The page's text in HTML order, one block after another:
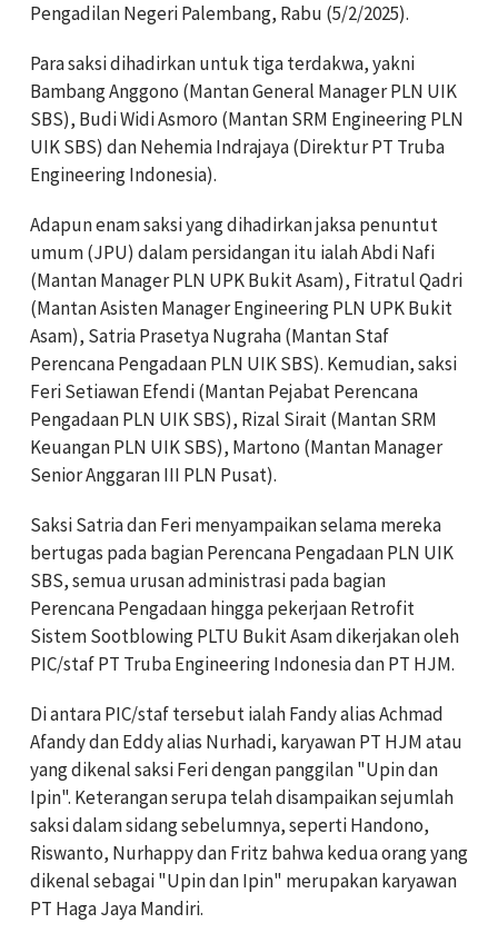
Pengadilan Negeri Palembang, Rabu (5/2/2025).
Para saksi dihadirkan untuk tiga terdakwa, yakni
Bambang Anggono (Mantan General Manager PLN UIK
SBS), Budi Widi Asmoro (Mantan SRM Engineering PLN
UIK SBS) dan Nehemia Indrajaya (Direktur PT Truba
Engineering Indonesia).
Adapun enam saksi yang dihadirkan jaksa penuntut
umum (JPU) dalam persidangan itu ialah Abdi Nafi
(Mantan Manager PLN UPK Bukit Asam), Fitratul Qadri
(Mantan Asisten Manager Engineering PLN UPK Bukit
Asam), Satria Prasetya Nugraha (Mantan Staf
Perencana Pengadaan PLN UIK SBS). Kemudian, saksi
Feri Setiawan Efendi (Mantan Pejabat Perencana
Pengadaan PLN UIK SBS), Rizal Sirait (Mantan SRM
Keuangan PLN UIK SBS), Martono (Mantan Manager
Senior Anggaran III PLN Pusat).
Saksi Satria dan Feri menyampaikan selama mereka
bertugas pada bagian Perencana Pengadaan PLN UIK
SBS, semua urusan administrasi pada bagian
Perencana Pengadaan hingga pekerjaan Retrofit
Sistem Sootblowing PLTU Bukit Asam dikerjakan oleh
PIC/staf PT Truba Engineering Indonesia dan PT HJM.
Di antara PIC/staf tersebut ialah Fandy alias Achmad
Afandy dan Eddy alias Nurhadi, karyawan PT HJM atau
yang dikenal saksi Feri dengan panggilan "Upin dan
Ipin". Keterangan serupa telah disampaikan sejumlah
saksi dalam sidang sebelumnya, seperti Handono,
Riswanto, Nurhappy dan Fritz bahwa kedua orang yang
dikenal sebagai "Upin dan Ipin" merupakan karyawan
PT Haga Jaya Mandiri.